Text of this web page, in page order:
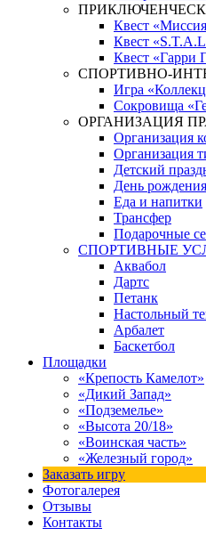
Квест
Квест
Квест «Гарри
СПОРТИВНО-
Игра
Сокровища
ОРГАНИЗАЦИЯ
Организация
Организация
Детский
День рождения
Еда и напитки
Трансфер
Подарочные
СПОРТИВНЫЕ
Аквабол
Дартс
Петанк
Настольный
Арбалет
Баскетбол
Площадки
«Крепость Камелот»
«Дикий Запад»
«Подземелье»
«Высота 20/18»
«Воинская часть»
«Железный город»
Заказать игру
Фотогалерея
Отзывы
Контакты